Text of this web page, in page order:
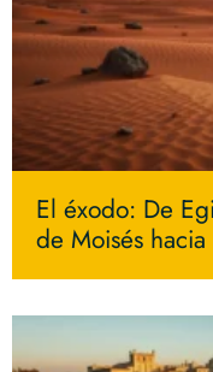
El éxodo: De
de Moisés